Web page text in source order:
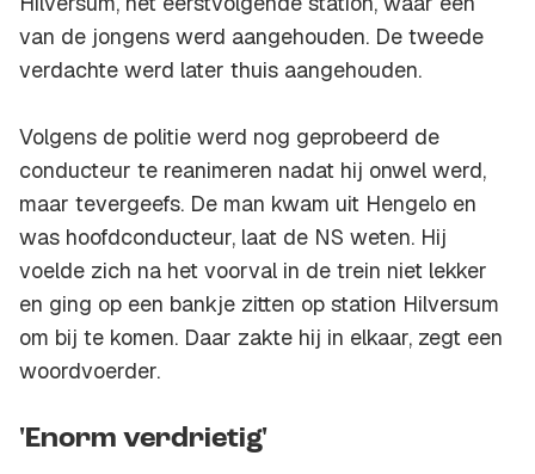
van de jongens werd aangehouden. De tweede
verdachte werd later thuis aangehouden.
Volgens de politie werd nog geprobeerd de
conducteur te reanimeren nadat hij onwel werd,
maar tevergeefs. De man kwam uit Hengelo en
was hoofdconducteur, laat de NS weten. Hij
voelde zich na het voorval in de trein niet lekker
en ging op een bankje zitten op station Hilversum
om bij te komen. Daar zakte hij in elkaar, zegt een
woordvoerder.
'Enorm verdrietig'